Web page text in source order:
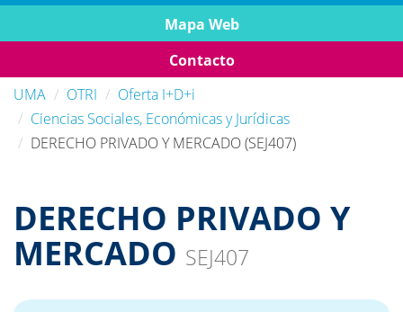
Mapa Web
Contacto
UMA
OTRI
Oferta I+D+i
Ciencias Sociales, Económicas y Jurídicas
DERECHO PRIVADO Y MERCADO (SEJ407)
DERECHO PRIVADO Y
MERCADO SEJ407